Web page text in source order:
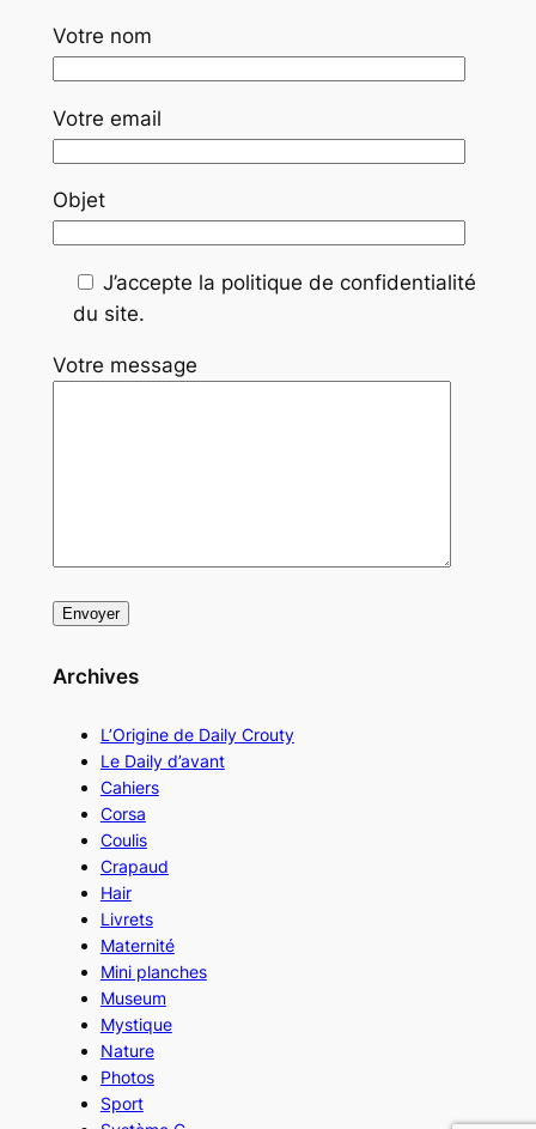
Votre nom
Votre email
Objet
J’accepte la politique de confidentialité
du site.
Votre message
Archives
L’Origine de Daily Crouty
Le Daily d’avant
Cahiers
Corsa
Coulis
Crapaud
Hair
Livrets
Maternité
Mini planches
Museum
Mystique
Nature
Photos
Sport